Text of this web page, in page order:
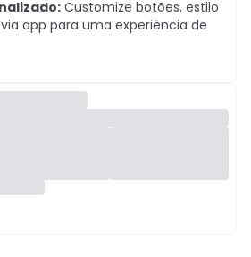
Customize botões, estilo
app para uma experiência de